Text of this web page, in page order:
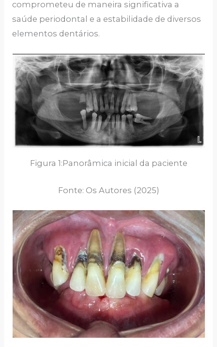
comprometeu de maneira significativa a
saúde periodontal e a estabilidade de diversos
elementos dentários.
Figura 1:Panorâmica inicial da paciente
Fonte: Os Autores (2025)